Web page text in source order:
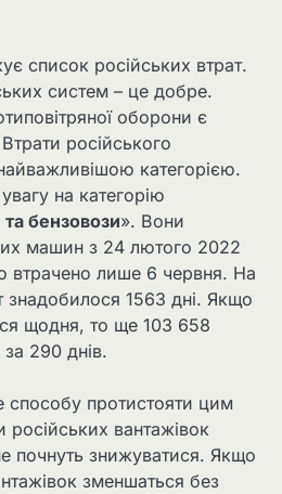
список російських втрат.
систем – це добре.
оборони є
російського
категорією.
на категорію
бензовози». Вони
машин з 24 лютого 2022
втрачено лише 6 червня. На
знадобилося 1563 дні. Якщо
щодня, то ще 103 658
290 днів.
способу протистояти цим
російських вантажівок
почнуть знижуватися. Якщо
зменшаться без